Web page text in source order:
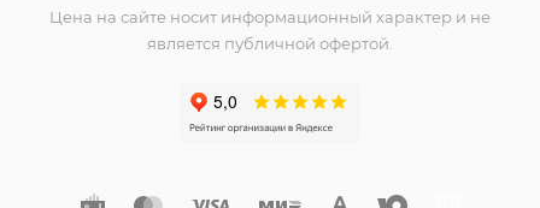
Цена на сайте носит информационный характер и не
является публичной офертой.